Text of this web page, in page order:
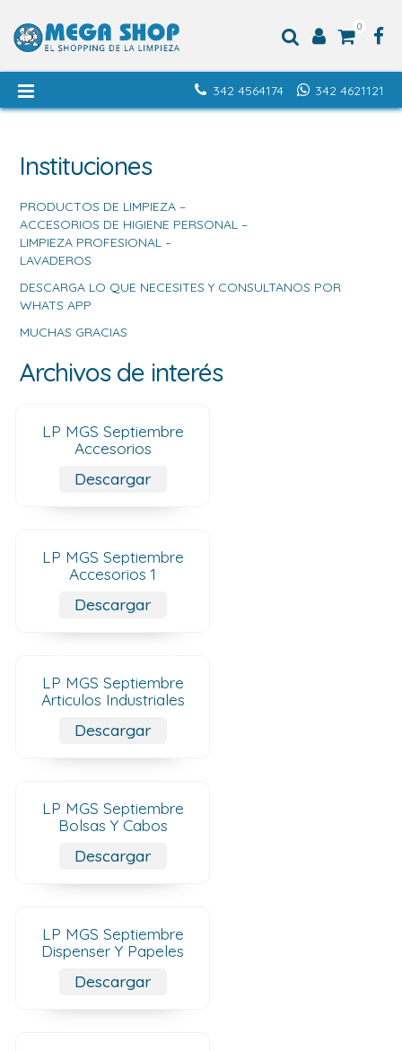
0
342 4621121
342 4564174
Instituciones
PRODUCTOS DE LIMPIEZA –
ACCESORIOS DE HIGIENE PERSONAL –
LIMPIEZA PROFESIONAL –
LAVADEROS
DESCARGA LO QUE NECESITES Y CONSULTANOS POR
WHATS APP
MUCHAS GRACIAS
Archivos de interés
LP MGS Septiembre
Accesorios
Descargar
LP MGS Septiembre
Accesorios 1
Descargar
LP MGS Septiembre
Articulos Industriales
Descargar
LP MGS Septiembre
Bolsas Y Cabos
Descargar
LP MGS Septiembre
Dispenser Y Papeles
Descargar